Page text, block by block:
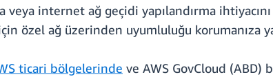
veya internet ağ geçidi yapılandırma
özel ağ üzerinden uyumluluğu korumanıza
ticari bölgelerinde ve AWS GovCloud (ABD)